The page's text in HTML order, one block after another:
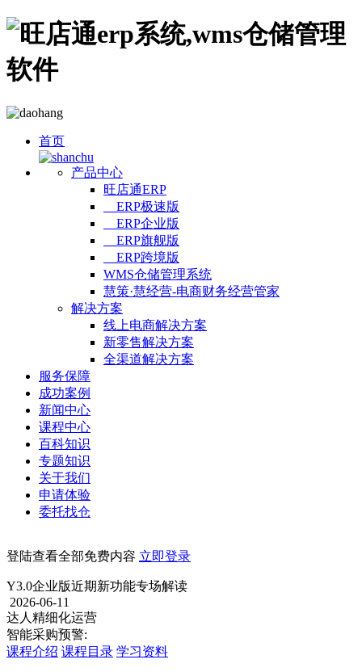
首页
产品中心
旺店通ERP
ERP极速版
ERP企业版
ERP旗舰版
ERP跨境版
WMS仓储管理系统
慧策·慧经营-电商财务经营管家
解决方案
线上电商解决方案
新零售解决方案
全渠道解决方案
服务保障
成功案例
新闻中心
课程中心
百科知识
专题知识
关于我们
申请体验
委托找仓
登陆查看全部免费内容 立即登录
Y3.0企业版近期新功能专场解读
2026-06-11
达人精细化运营
智能采购预警:
课程介绍 课程目录 学习资料